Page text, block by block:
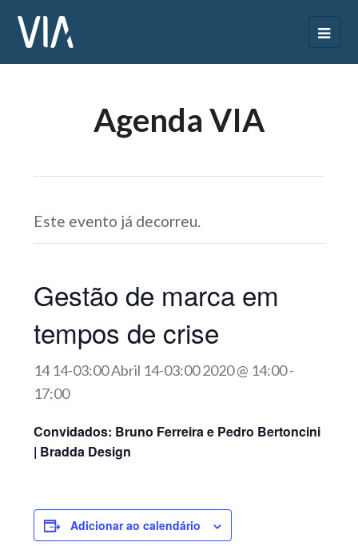
Agenda VIA
Este evento já decorreu.
Gestão de marca em
tempos de crise
14 14-03:00 Abril 14-03:00 2020 @ 14:00-
17:00
Convidados: Bruno Ferreira e Pedro Bertoncini
| Bradda Design
Adicionar ao calendário